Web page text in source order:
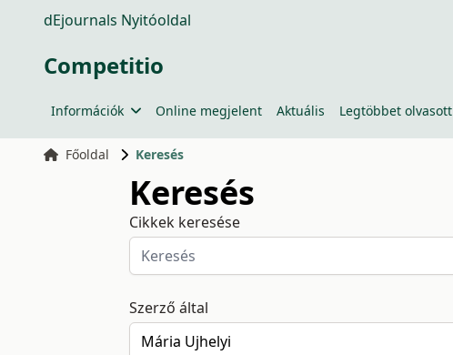
dEjournals Nyitóoldal
Competitio
Információk Online megjelent Aktuális Legtöbbet olvasott
Főoldal Keresés
Keresés
Cikkek keresése
Szerző által